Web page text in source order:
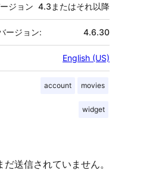
ジョン 4.3またはそれ以降
ージョン: 4.6.30
English (US)
account movies
widget
だ送信されていません。